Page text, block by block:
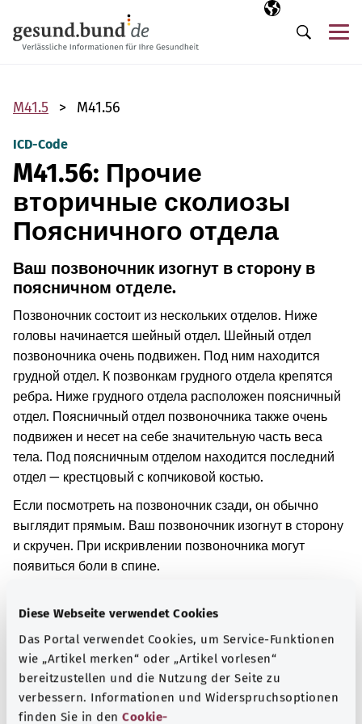
Diese Webseite verwendet Cookies
Das Portal verwendet Cookies, um Service-Funktionen
wie „Artikel merken“ oder „Artikel vorlesen“
bereitzustellen und die Nutzung der Seite zu
verbessern. Informationen und Widerspruchsoptionen
finden Sie in den Cookie-
Выбранный
RU
Поиск
M41.5 M41.56
ICD-Code
M41.56: Прочие
вторичные сколиозы
Поясничного отдела
Ваш позвоночник изогнут в сторону в
поясничном отделе.
Позвоночник состоит из нескольких отделов. Ниже
головы начинается шейный отдел. Шейный отдел
позвоночника очень подвижен. Под ним находится
грудной отдел. К позвонкам грудного отдела крепятся
ребра. Ниже грудного отдела расположен поясничный
отдел. Поясничный отдел позвоночника также очень
подвижен и несет на себе значительную часть веса
тела. Под поясничным отделом находится последний
отдел — крестцовый с копчиковой костью.
Если посмотреть на позвоночник сзади, он обычно
выглядит прямым. Ваш позвоночник изогнут в сторону
и скручен. При искривлении позвоночника могут
появиться боли в спине.
вашего позвоночника в поясничном отделе.
Дополнительные обозначения
Указание